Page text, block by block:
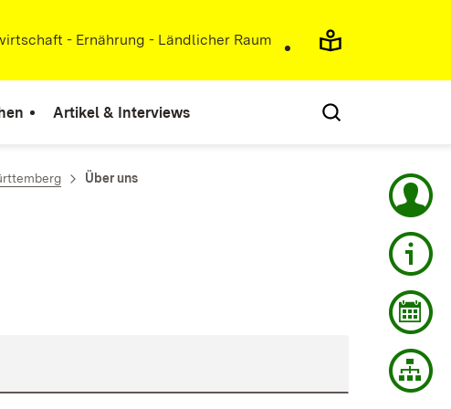
- Ernährung - Ländlicher Raum
Artikel & Interviews
Über uns